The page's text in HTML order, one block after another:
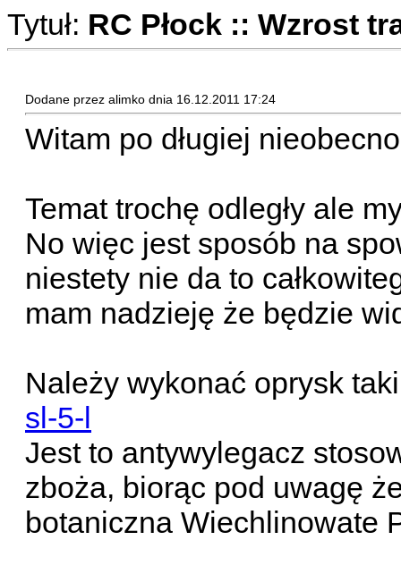
Tytuł: RC Płock :: Wzrost
Dodane przez alimko dnia 16.12.2011 17:24
Witam po długiej
Temat trochę odległy ale
No więc jest sposób na
niestety nie da to
mam nadzieję że będzie
Należy wykonać oprysk
sl-5-l
Jest to antywylegacz
zboża, biorąc pod uwagę
botaniczna Wiechlinowate